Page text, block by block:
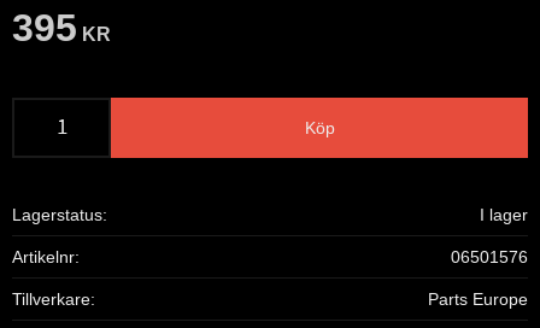
395 KR
Köp
Lagerstatus I lager
Artikelnr 06501576
Tillverkare Parts Europe